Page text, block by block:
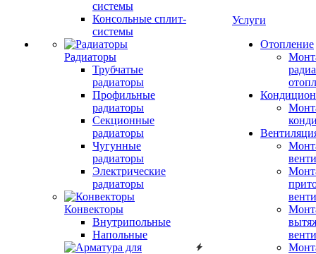
системы
Консольные сплит-
системы
Радиаторы
Трубчатые
радиаторы
Профильные
радиаторы
Секционные
радиаторы
Чугунные
радиаторы
Электрические
радиаторы
Конвекторы
Внутрипольные
Напольные
Услуги
Отопление